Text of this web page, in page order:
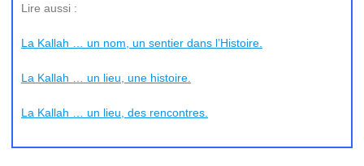
Lire aussi :
La Kallah … un nom, un sentier dans l’Histoire.
La Kallah … un lieu, une histoire.
La Kallah … un lieu, des rencontres.